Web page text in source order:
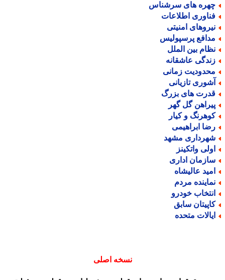
های سرشناس
اطلاعات
امنیتی
پرسپولیس
بین الملل
عاشقانه
زمانی
تازیانی
های بزرگ
گل گهر
و کیار
ابراهیمی
مشهد
واتکینز
اداری
عالیشاه
مردم
خودرو
سابق
متحده
نسخه اصلی